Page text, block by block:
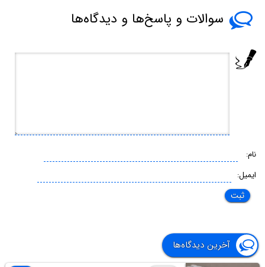
سوالات و پاسخ‌ها و دیدگاه‌ها
نام:
ایمیل:
آخرین دیدگاه‌ها